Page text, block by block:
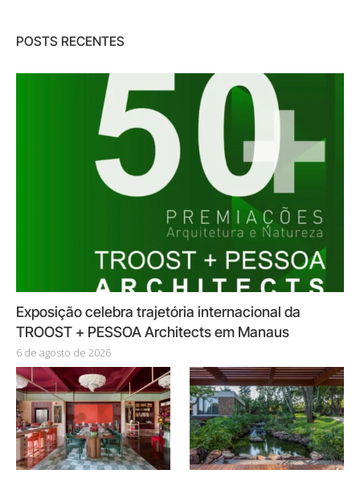
POSTS RECENTES
Exposição celebra trajetória internacional da
TROOST + PESSOA Architects em Manaus
6 de agosto de 2026